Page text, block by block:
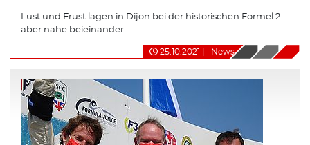
Lust und Frust lagen in Dijon bei der historischen Formel 2
aber nahe beieinander.
25.10.2021 News